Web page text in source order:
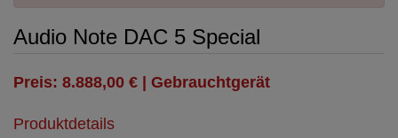
Audio Note DAC 5 Special
Preis: 8.888,00 € | Gebrauchtgerät
Produktdetails